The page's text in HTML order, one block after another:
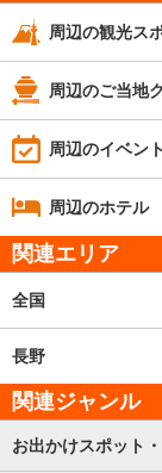
周辺の観光ス
周辺のご当地
周辺のイベント
周辺のホテル
関連エリア
全国
長野
関連ジャンル
お出かけスポット